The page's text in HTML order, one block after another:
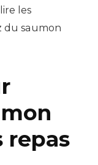
les
du saumon
repas